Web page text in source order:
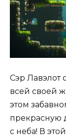
Сэр Лавэлот
всей своей
этом
прекрасную
с неба! В